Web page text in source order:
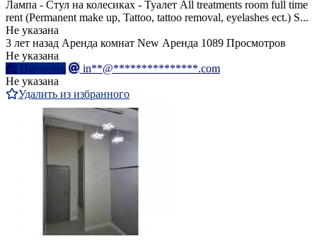
Лампа - Стул на колесиках - Туалет All treatments room full time
rent (Permanent make up, Tattoo, tattoo removal, eyelashes ect.) S...
Не указана
3 лет назад Аренда комнат New Аренда 1089 Просмотров
Не указана
Написать
in**@***************.com
Не указана
Удалить из избранного